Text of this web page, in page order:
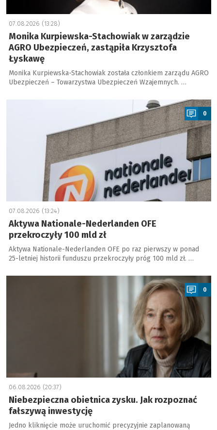
07.08.2026 (13:28)
Monika Kurpiewska-Stachowiak w zarządzie
AGRO Ubezpieczeń, zastąpiła Krzysztofa
Łyskawę
Monika Kurpiewska-Stachowiak została członkiem zarządu AGRO
Ubezpieczeń – Towarzystwa Ubezpieczeń Wzajemnych. …
0
07.08.2026 (13:24)
Aktywa Nationale-Nederlanden OFE
przekroczyły 100 mld zł
Aktywa Nationale-Nederlanden OFE po raz pierwszy w ponad
25-letniej historii funduszu przekroczyły próg 100 mld zł. …
a
0
06.08.2026 (20:37)
Niebezpieczna obietnica zysku. Jak rozpoznać
fałszywą inwestycję
Jedno kliknięcie może uruchomić precyzyjnie zaplanowaną